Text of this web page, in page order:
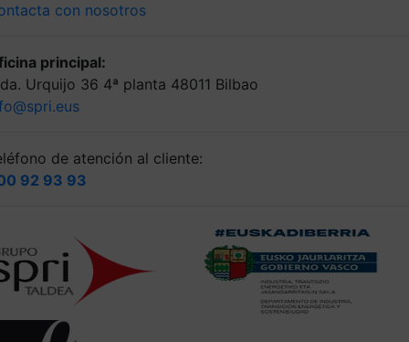
con nosotros
principal:
Urquijo 36 4ª planta 48011 Bilbao
de atención al cliente:
92 93 93